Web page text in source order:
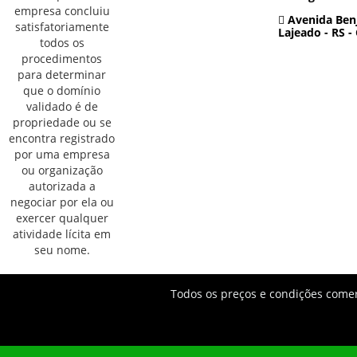
Avenida
Lajeado - RS -
Todos os preços e condições